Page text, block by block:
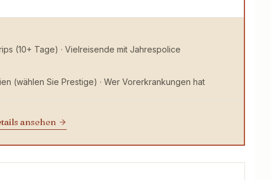
(10+ Tage) · Vielreisende mit Jahrespolice
(wählen Sie Prestige) · Wer Vorerkrankungen hat
ansehen